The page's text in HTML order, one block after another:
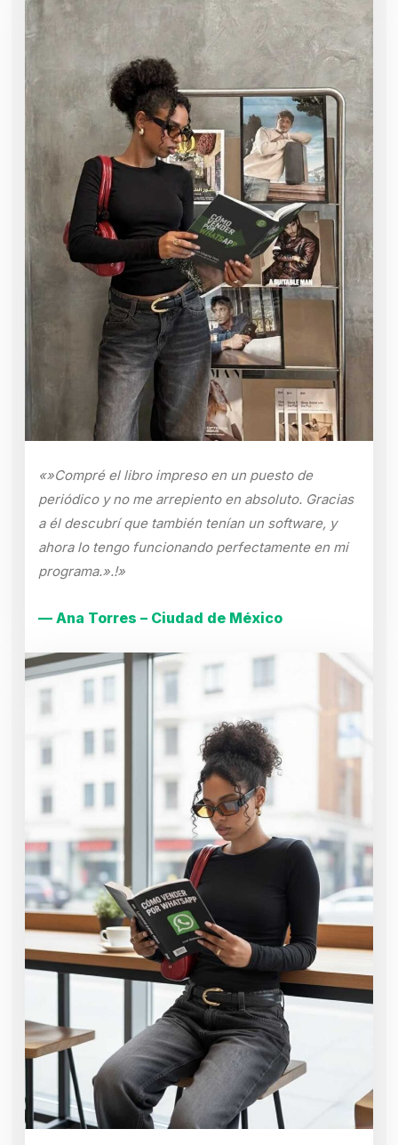
«»Compré el libro impreso en un puesto de
periódico y no me arrepiento en absoluto. Gracias
a él descubrí que también tenían un software, y
ahora lo tengo funcionando perfectamente en mi
programa.».!»
— Ana Torres – Ciudad de México